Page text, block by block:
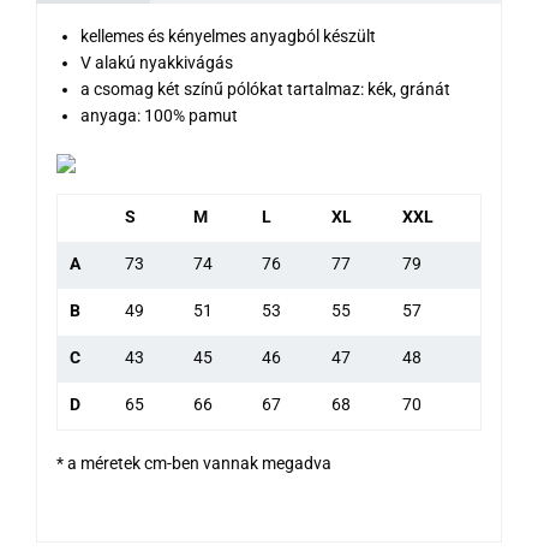
kellemes és kényelmes anyagból készült
V alakú nyakkivágás
a csomag két színű pólókat tartalmaz: kék, gránát
anyaga: 100% pamut
S M L XL XXL
A 73 74 76 77 79
B 49 51 53 55 57
C 43 45 46 47 48
D 65 66 67 68 70
* a méretek cm-ben vannak megadva